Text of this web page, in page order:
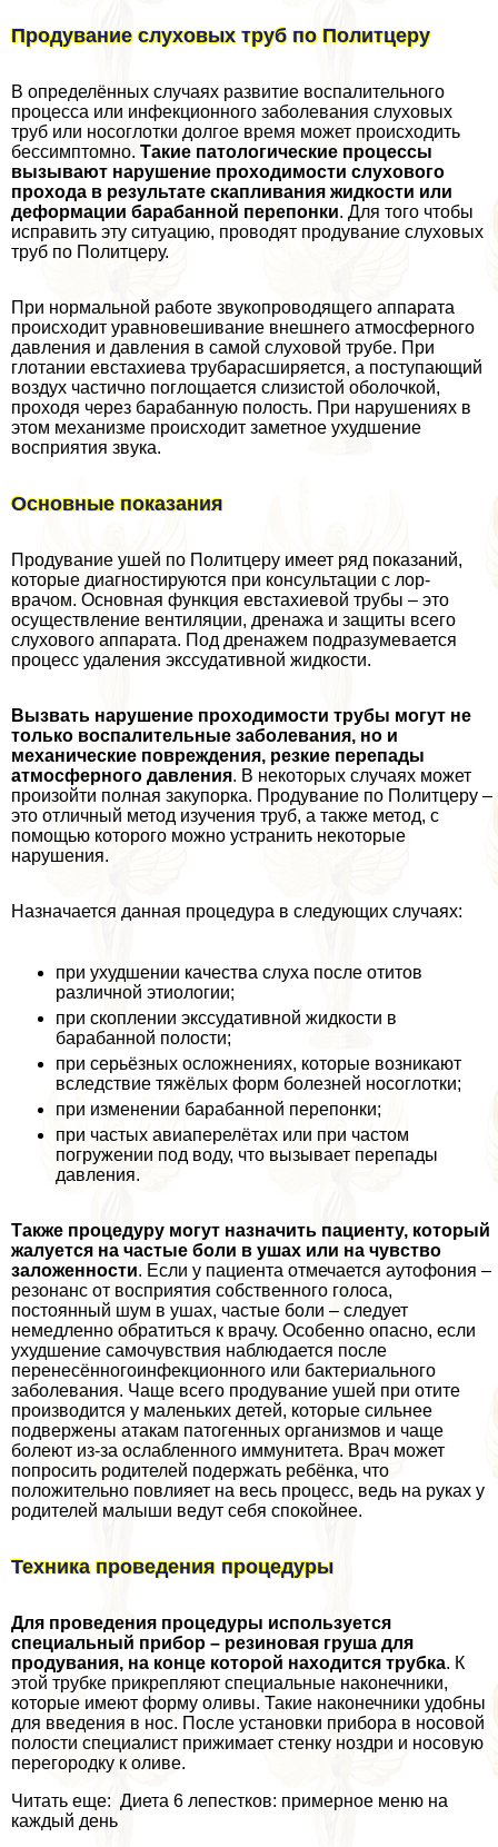
Продувание слуховых труб по Политцеру
В определённых случаях развитие воспалительного
процесса или инфекционного заболевания слуховых
труб или носоглотки долгое время может происходить
бессимптомно. Такие патологические процессы
вызывают нарушение проходимости слухового
прохода в результате скапливания жидкости или
деформации баpaбанной перепонки. Для того чтобы
исправить эту ситуацию, проводят продувание слуховых
труб по Политцеру.
При нормальной работе звукопроводящего аппарата
происходит уравновешивание внешнего атмосферного
давления и давления в самой слуховой трубе. При
глотании евстахиева трубарасширяется, а поступающий
воздух частично поглощается слизистой оболочкой,
проходя через баpaбанную полость. При нарушениях в
этом механизме происходит заметное ухудшение
восприятия звука.
Основные показания
Продувание ушей по Политцеру имеет ряд показаний,
которые диагностируются при консультации с лор-
врачом. Основная функция евстахиевой трубы – это
осуществление вентиляции, дренажа и защиты всего
слухового аппарата. Под дренажем подразумевается
процесс удаления экссудативной жидкости.
Вызвать нарушение проходимости трубы могут не
только воспалительные заболевания, но и
механические повреждения, резкие перепады
атмосферного давления. В некоторых случаях может
произойти полная закупорка. Продувание по Политцеру –
это отличный метод изучения труб, а также метод, с
помощью которого можно устранить некоторые
нарушения.
Назначается данная процедypa в следующих случаях:
при ухудшении качества слуха после отитов
различной этиологии;
при скоплении экссудативной жидкости в
баpaбанной полости;
при серьёзных осложнениях, которые возникают
вследствие тяжёлых форм болезней носоглотки;
при изменении баpaбанной перепонки;
при частых авиаперелётах или при частом
погружении под воду, что вызывает перепады
давления.
Также процедуру могут назначить пациенту, который
жалуется на частые боли в ушах или на чувство
заложенности. Если у пациента отмечается аутофония –
резонанс от восприятия собственного голоса,
постоянный шум в ушах, частые боли – следует
немедленно обратиться к врачу. Особенно опасно, если
ухудшение самочувствия наблюдается после
перенесённогоинфекционного или бактериального
заболевания. Чаще всего продувание ушей при отите
производится у маленьких детей, которые сильнее
подвержены атакам патогенных организмов и чаще
болеют из-за ослабленного иммунитета. Врач может
попросить родителей подержать ребёнка, что
положительно повлияет на весь процесс, ведь на руках у
родителей малыши ведут себя спокойнее.
Техника проведения процедуры
Для проведения процедуры используется
специальный прибор – резиновая груша для
продувания, на конце которой находится трубка. К
этой трубке прикрепляют специальные наконечники,
которые имеют форму оливы. Такие наконечники удобны
для введения в нос. После установки прибора в носовой
полости специалист прижимает стенку ноздри и носовую
перегородку к оливе.
Читать еще: Диета 6 лепестков: примерное меню на
каждый день